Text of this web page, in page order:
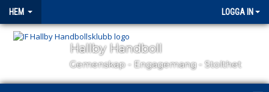
HEM LOGGA IN
Hallby Handboll
Gemenskap - Engagemang - Stolthet